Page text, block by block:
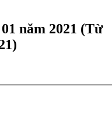
năm 2021 (Từ